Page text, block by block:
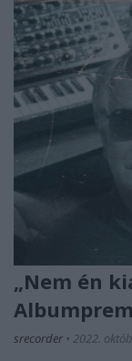
„Nem én
srecorder • 2022.